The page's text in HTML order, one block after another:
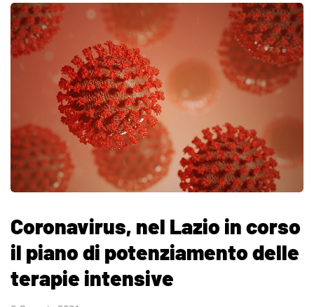
Coronavirus, nel Lazio in corso
il piano di potenziamento delle
terapie intensive